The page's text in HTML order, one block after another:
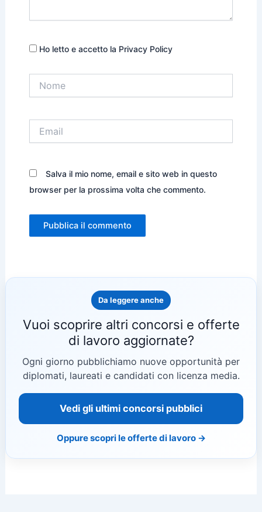
Ho letto e accetto la Privacy Policy
Salva il mio nome, email e sito web in questo
browser per la prossima volta che commento.
Da leggere anche
Vuoi scoprire altri concorsi e offerte
di lavoro aggiornate?
Ogni giorno pubblichiamo nuove opportunità per
diplomati, laureati e candidati con licenza media.
Vedi gli ultimi concorsi pubblici
Oppure scopri le offerte di lavoro →